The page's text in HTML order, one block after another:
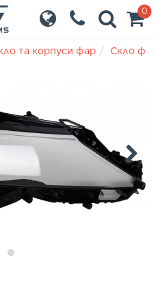
0
та корпуси фар Скло